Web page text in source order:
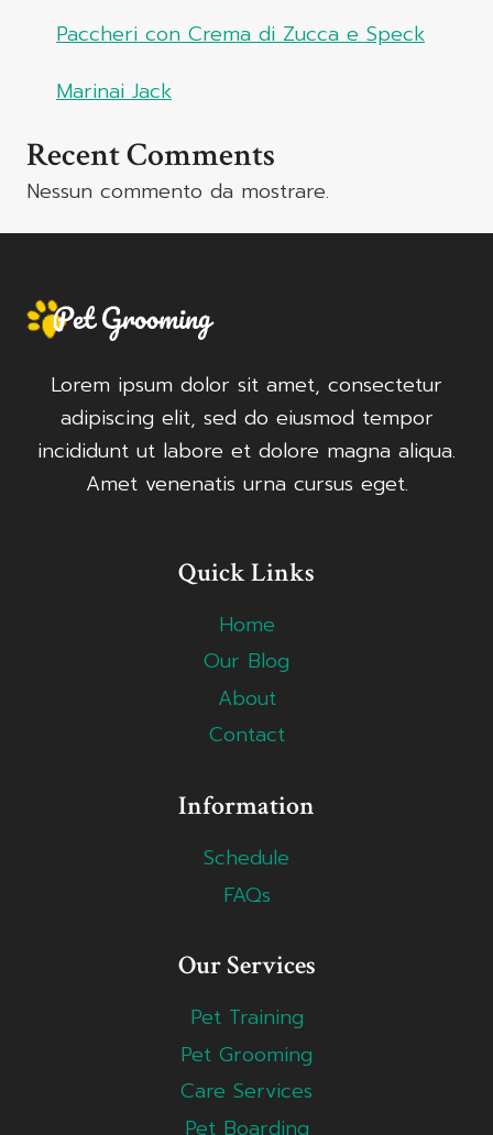
Paccheri con Crema di Zucca e Speck
Marinai Jack
Recent Comments
Nessun commento da mostrare.
Lorem ipsum dolor sit amet, consectetur
adipiscing elit, sed do eiusmod tempor
incididunt ut labore et dolore magna aliqua.
Amet venenatis urna cursus eget.
Quick Links
Home
Our Blog
About
Contact
Information
Schedule
FAQs
Our Services
Pet Training
Pet Grooming
Care Services
Pet Boarding